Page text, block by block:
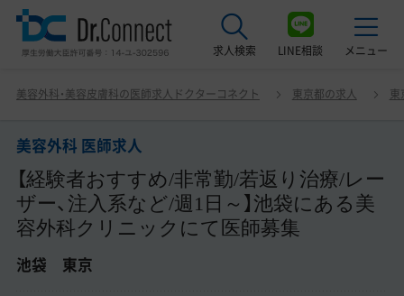
求人検索 LINE相談 メニュー
美容クリニック見学ご希望の方はこちら
サービス紹介
ドクターコネクトの強み
エージェント紹介
美容外科・美容皮膚科の医師求人ドクターコネクト 東京都の求人 東
美容外科 医師求人
【経験者おすすめ/非常勤/若返り治療/レー
ザー、注入系など/週1日～】池袋にある美
容外科クリニックにて医師募集
池袋 東京
美容外科 医師求人 【経験者おすすめ/非常勤/若返り治療/
レーザー、注入系など/週1日～】池袋にある美容外科クリ